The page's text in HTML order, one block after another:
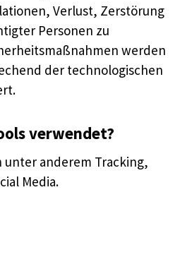
Verlust, Zerstörung
Personen zu
werden
der technologischen
verwendet?
unter anderem Tracking,
Media.